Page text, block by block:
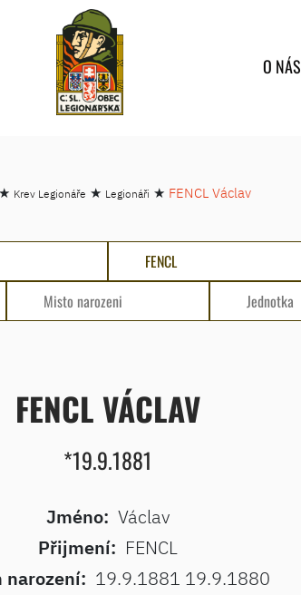
O NÁS
★ Krev Legionáře ★ Legionáři ★ FENCL Václav
FENCL VÁCLAV
*19.9.1881
Jméno: Václav
Přijmení: FENCL
narození: 19.9.1881 19.9.1880